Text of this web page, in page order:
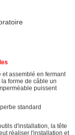
assemblé en fermant
forme de câble un
puissent
standard
d'installation, la tête
réaliser l'installation et